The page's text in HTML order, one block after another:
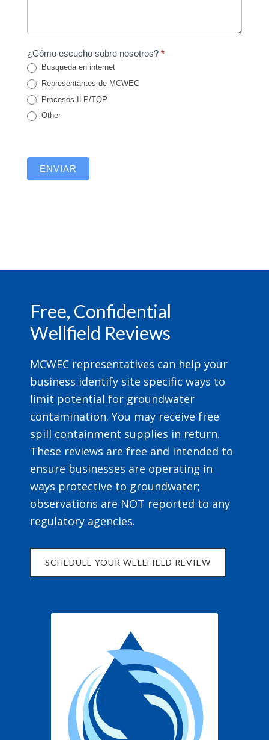
¿Cómo escucho sobre nosotros? *
Busqueda en internet
Representantes de MCWEC
Procesos ILP/TQP
Other
ENVIAR
Free, Confidential
Wellfield Reviews
MCWEC representatives can help your
business identify site specific ways to
limit potential for groundwater
contamination. You may receive free
spill containment supplies in return.
These reviews are free and intended to
ensure businesses are operating in
ways protective to groundwater;
observations are NOT reported to any
regulatory agencies.
SCHEDULE YOUR WELLFIELD REVIEW